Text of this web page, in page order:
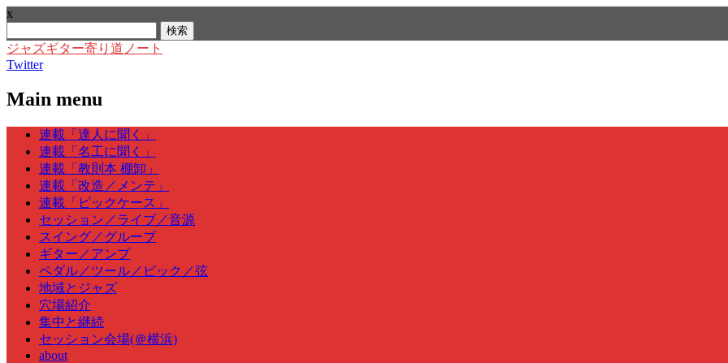
x
索:
ジャズギター寄り道ノート
Twitter
Main menu
Skip
content
連載「達人に聞く」
連載「名工に聞く」
連載「教則本 棚卸」
連載「改造／メンテ」
連載「ピックケース」
セッション／ライブ／音源
スイング／グルーブ
ギター／アンプ
ペダル／ツール／ピック／弦
地域とジャズ
穴場紹介
集中と継続
セッション会場(＠横浜)
about